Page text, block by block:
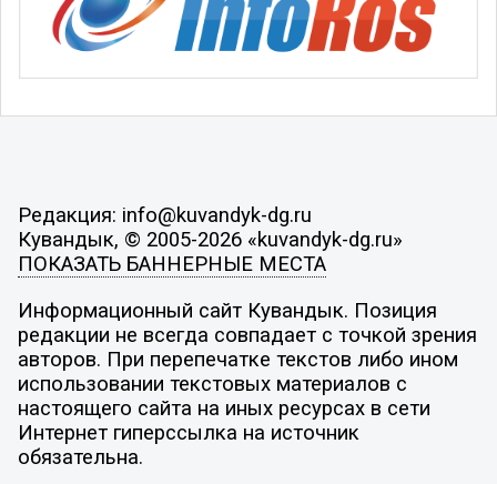
Редакция: info@kuvandyk-dg.ru
Кувандык, © 2005-2026 «kuvandyk-dg.ru»
ПОКАЗАТЬ БАННЕРНЫЕ МЕСТА
Информационный сайт Кувандык. Позиция
редакции не всегда совпадает с точкой зрения
авторов. При перепечатке текстов либо ином
использовании текстовых материалов с
настоящего сайта на иных ресурсах в сети
Интернет гиперссылка на источник
обязательна.